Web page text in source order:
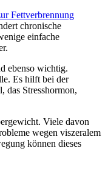
Fettverbrennung
chronische
einfache
ebenso wichtig.
Es hilft bei der
das Stresshormon,
Viele davon
wegen viszeralem
können dieses